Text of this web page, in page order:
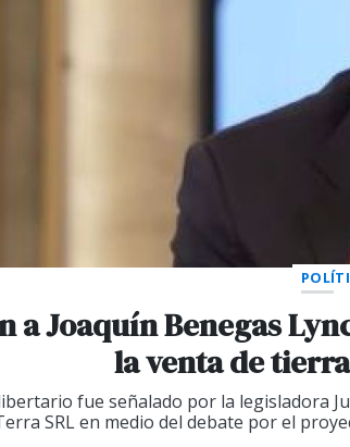
a Joaquín Benegas
la venta de
fue señalado por la legisladora
SRL en medio del debate por el